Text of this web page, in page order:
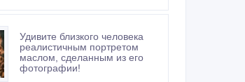
Удивите близкого человека
реалистичным портретом
маслом, сделанным из его
фотографии!